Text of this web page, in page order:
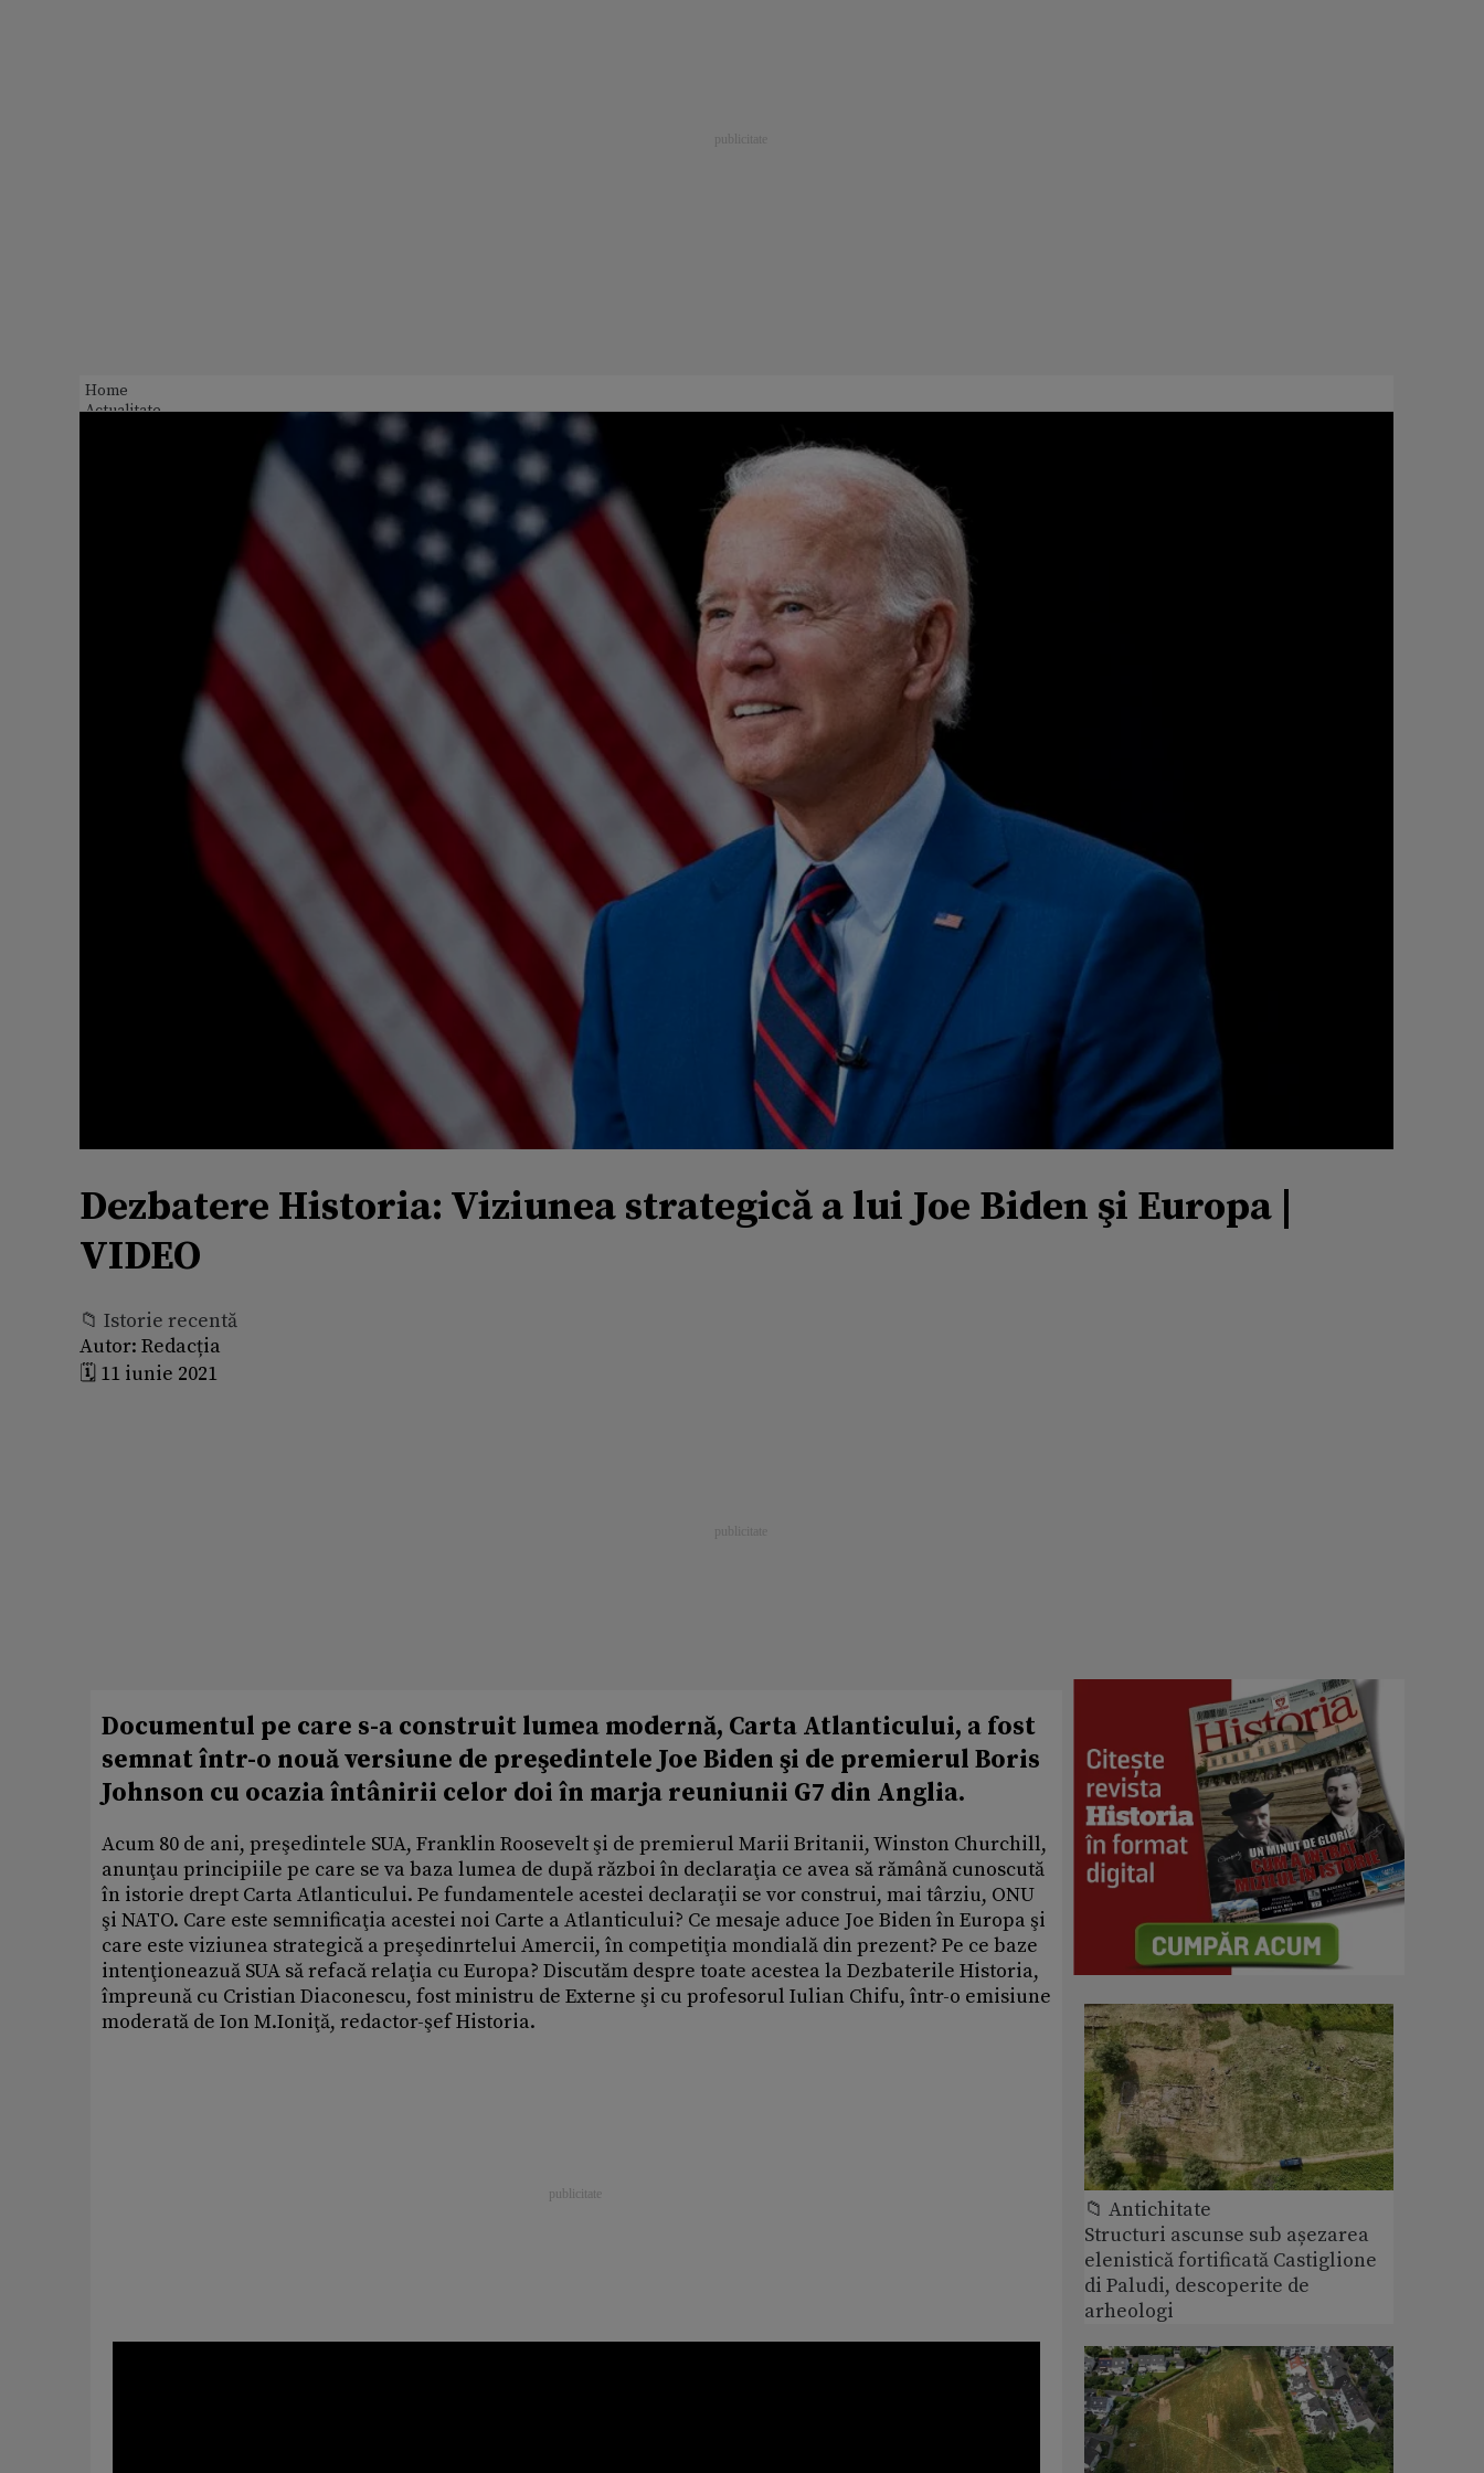
Home
Actualitate
Dezbatere Historia: Viziunea strategică a lui Joe Biden şi Europa |
VIDEO
📁 Istorie recentă
Autor: Redacția
🗓️ 11 iunie 2021
Documentul pe care s-a construit lumea modernă, Carta Atlanticului, a fost
semnat într-o nouă versiune de preşedintele Joe Biden şi de premierul Boris
Johnson cu ocazia întânirii celor doi în marja reuniunii G7 din Anglia.
Acum 80 de ani, preşedintele SUA, Franklin Roosevelt şi de premierul Marii Britanii, Winston Churchill,
anunţau principiile pe care se va baza lumea de după război în declaraţia ce avea să rămână cunoscută
în istorie drept Carta Atlanticului. Pe fundamentele acestei declaraţii se vor construi, mai târziu, ONU
şi NATO. Care este semnificaţia acestei noi Carte a Atlanticului? Ce mesaje aduce Joe Biden în Europa şi
care este viziunea strategică a preşedinrtelui Amercii, în competiţia mondială din prezent? Pe ce baze
intenţioneazuă SUA să refacă relaţia cu Europa? Discutăm despre toate acestea la Dezbaterile Historia,
împreună cu Cristian Diaconescu, fost ministru de Externe şi cu profesorul Iulian Chifu, într-o emisiune
moderată de Ion M.Ioniţă, redactor-şef Historia.
📁 Antichitate
Structuri ascunse sub așezarea
elenistică fortificată Castiglione
di Paludi, descoperite de
arheologi